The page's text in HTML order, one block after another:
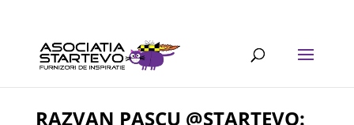
RAZVAN PASCU @STARTEVO: